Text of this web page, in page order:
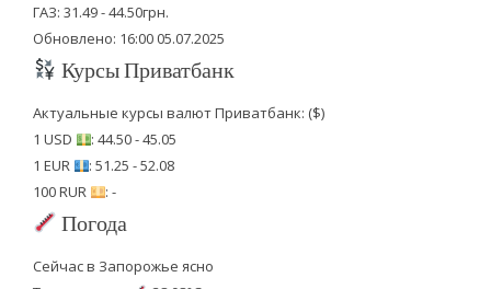
ГАЗ: 31.49 - 44.50грн.
Обновлено: 16:00 05.07.2025
Курсы Приватбанк
Актуальные курсы валют Приватбанк: ($)
1 USD
: 44.50 - 45.05
1 EUR
: 51.25 - 52.08
100 RUR
: -
Погода
Сейчас в Запорожье ясно